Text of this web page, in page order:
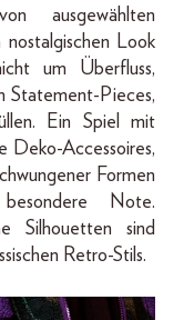
ausgewählten
nostalgischen Look
um Überfluss,
Statement-Pieces,
Ein Spiel mit
Deko-Accessoires,
Formen
Note.
Silhouetten sind
Retro-Stils.